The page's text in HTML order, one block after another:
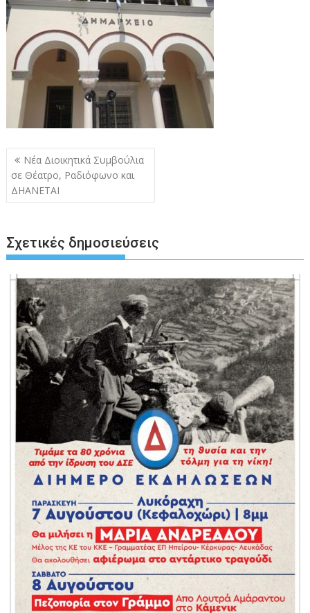
Πλοήγηση
άρθρων
Νέα Διοικητικά Συμβούλια
σε Θέατρο, Ραδιόφωνο και
ΔΗΑΝΕΤΑΙ
Σχετικές δημοσιεύσεις